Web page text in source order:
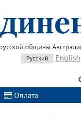
русской общины
Русский English
Оплата |